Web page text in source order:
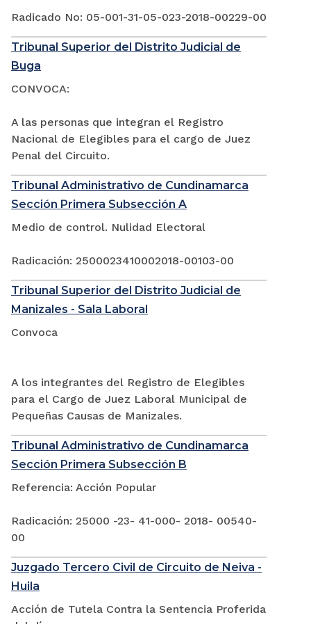
Radicado No: 05-001-31-05-023-2018-00229-00
Tribunal Superior del Distrito Judicial de
Buga
CONVOCA:
A las personas que integran el Registro
Nacional de Elegibles para el cargo de Juez
Penal del Circuito.
Tribunal Administrativo de Cundinamarca
Sección Primera Subsección A
Medio de control. Nulidad Electoral
Radicación: 2500023410002018-00103-00
Tribunal Superior del Distrito Judicial de
Manizales - Sala Laboral
Convoca
A los integrantes del Registro de Elegibles
para el Cargo de Juez Laboral Municipal de
Pequeñas Causas de Manizales.
Tribunal Administrativo de Cundinamarca
Sección Primera Subsección B
Referencia: Acción Popular
Radicación: 25000 -23- 41-000- 2018- 00540-
00
Juzgado Tercero Civil de Circuito de Neiva -
Huila
Acción de Tutela Contra la Sentencia Proferida